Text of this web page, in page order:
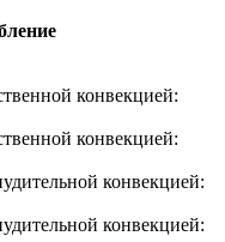
конвекцией:
конвекцией:
конвекцией:
конвекцией: